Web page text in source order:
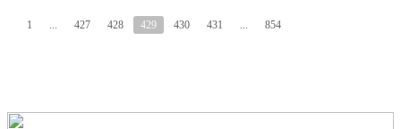
1 ... 427 428 429 430 431 ... 854